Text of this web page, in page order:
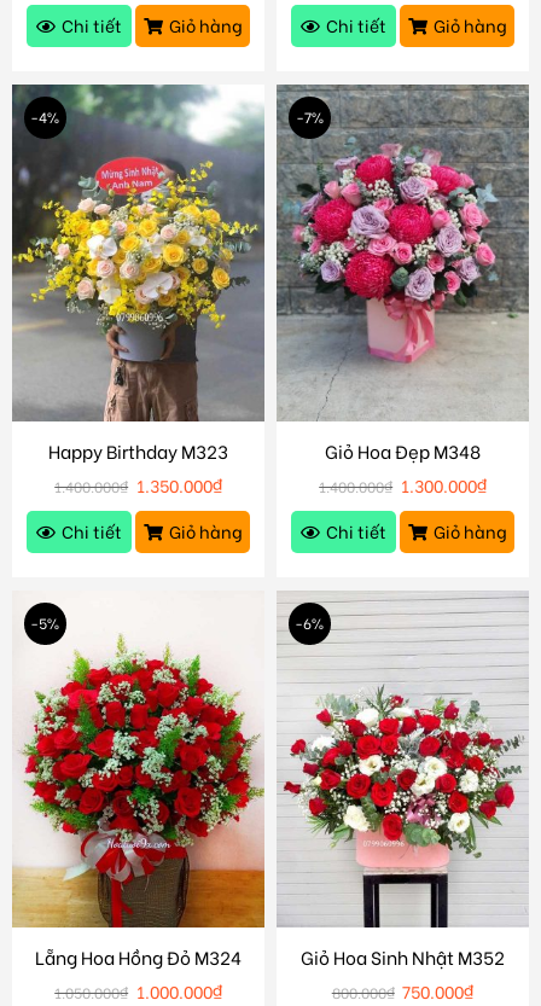
Chi tiết
Giỏ hàng
Chi tiết
Giỏ hàng
-4%
Happy Birthday M323
1.400.000₫ 1.350.000₫
Chi tiết
Giỏ hàng
-7%
Giỏ Hoa Đẹp M348
1.400.000₫ 1.300.000₫
Chi tiết
Giỏ hàng
-5%
Lẵng Hoa Hồng Đỏ M324
1.050.000₫ 1.000.000₫
-6%
Giỏ Hoa Sinh Nhật M352
800.000₫ 750.000₫